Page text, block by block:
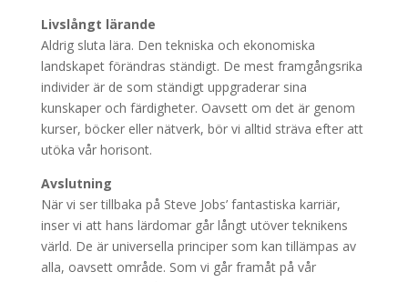
Livslångt lärande
Aldrig sluta lära. Den tekniska och ekonomiska
landskapet förändras ständigt. De mest framgångsrika
individer är de som ständigt uppgraderar sina
kunskaper och färdigheter. Oavsett om det är genom
kurser, böcker eller nätverk, bör vi alltid sträva efter att
utöka vår horisont.
Avslutning
När vi ser tillbaka på Steve Jobs’ fantastiska karriär,
inser vi att hans lärdomar går långt utöver teknikens
värld. De är universella principer som kan tillämpas av
alla, oavsett område. Som vi går framåt på vår